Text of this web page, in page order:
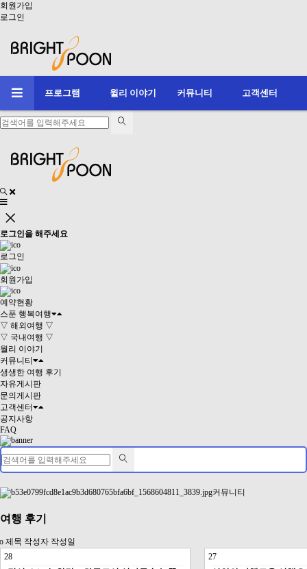
회원가입
로그인
프로그램 윌리 이야기 커뮤니티 고객센터
로그인을 해주세요
로그인
회원가입
예약현황
스푼 행복여행
▽ 해외여행 ▽
▽ 국내여행 ▽
월리 이야기
커뮤니티
생생한 여행 후기
자유게시판
문의게시판
고객센터
공지사항
FAQ
커뮤니티
여행 후기
제목 작성자 작성일
28
27